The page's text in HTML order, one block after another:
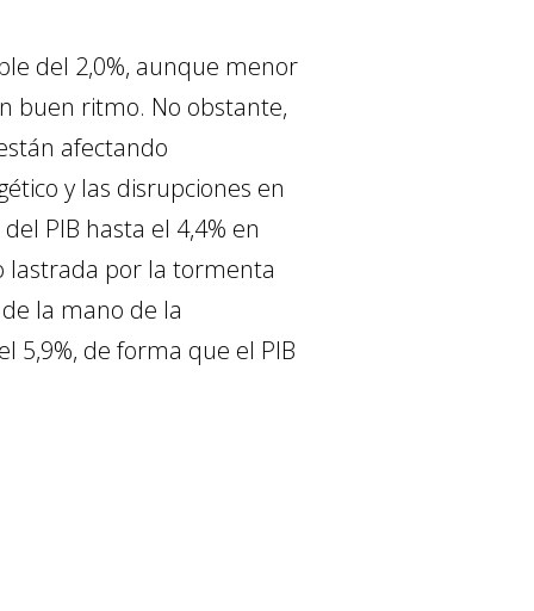
del 2,0%, aunque menor
buen ritmo. No obstante,
afectando
y las disrupciones en
PIB hasta el 4,4% en
lastrada por la tormenta
la mano de la
5,9%, de forma que el PIB